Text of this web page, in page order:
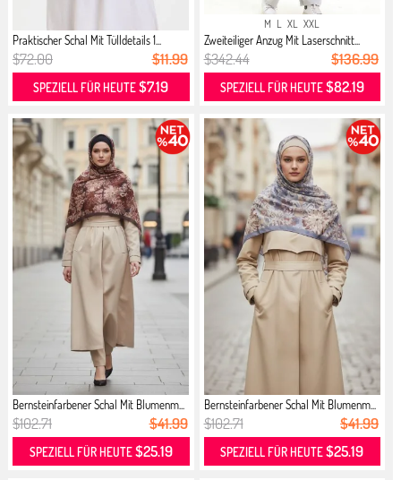
Praktischer Schal Mit Tülldetails 1...
$72.00 $11.99
SPEZIELL FÜR HEUTE$7.19
M L XL XXL
Zweiteiliger Anzug Mit Laserschnitt...
$342.44 $136.99
SPEZIELL FÜR HEUTE$82.19
Bernsteinfarbener Schal Mit Blumenm...
$102.71 $41.99
SPEZIELL FÜR HEUTE$25.19
Bernsteinfarbener Schal Mit Blumenm...
$102.71 $41.99
SPEZIELL FÜR HEUTE$25.19